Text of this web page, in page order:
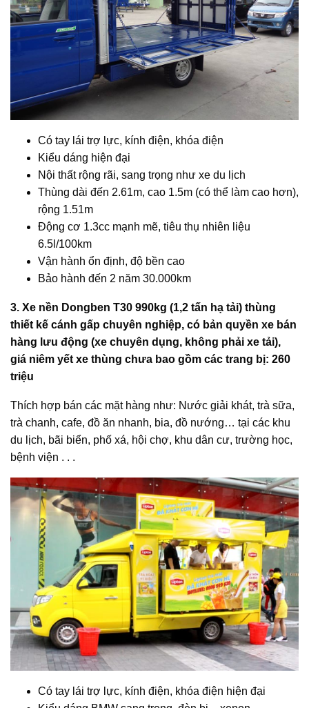
Có tay lái trợ lực, kính điện, khóa điện
Kiểu dáng hiện đại
Nội thất rộng rãi, sang trọng như xe du lịch
Thùng dài đến 2.61m, cao 1.5m (có thể làm cao hơn),
rộng 1.51m
Động cơ 1.3cc mạnh mẽ, tiêu thụ nhiên liệu
6.5l/100km
Vận hành ổn định, độ bền cao
Bảo hành đến 2 năm 30.000km
3. Xe nền Dongben T30 990kg (1,2 tấn hạ tải) thùng
thiết kế cánh gấp chuyên nghiệp, có bản quyền xe bán
hàng lưu động (xe chuyên dụng, không phải xe tải),
giá niêm yết xe thùng chưa bao gồm các trang bị: 260
triệu
Thích hợp bán các mặt hàng như: Nước giải khát, trà sữa,
trà chanh, cafe, đồ ăn nhanh, bia, đồ nướng… tại các khu
du lịch, bãi biển, phố xá, hội chợ, khu dân cư, trường học,
bệnh viện . . .
Có tay lái trợ lực, kính điện, khóa điện hiện đại